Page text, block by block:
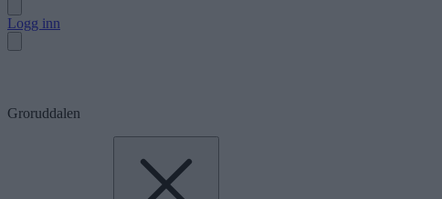
Logg inn
Groruddalen